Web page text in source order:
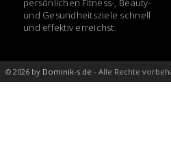
persönlichen Fitness-, Beauty-
und Gesundheitsziele schnell
und effektiv erreichst.
© 2026 by Dominik-s.de - Alle Rechte